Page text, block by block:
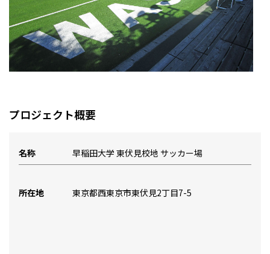
プロジェクト概要
名称 早稲田大学 東伏見校地 サッカー場
所在地 東京都西東京市東伏見2丁目7-5